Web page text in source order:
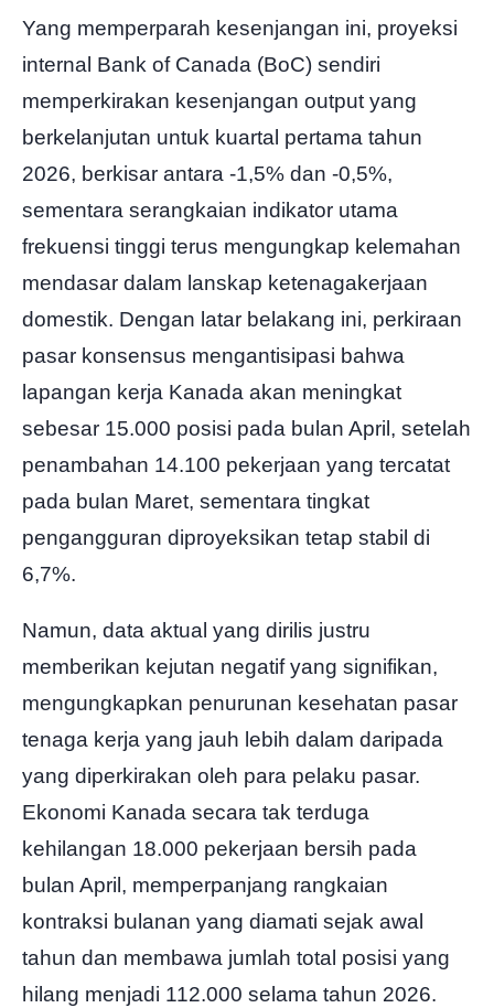
Yang memperparah kesenjangan ini, proyeksi
internal Bank of Canada (BoC) sendiri
memperkirakan kesenjangan output yang
berkelanjutan untuk kuartal pertama tahun
2026, berkisar antara -1,5% dan -0,5%,
sementara serangkaian indikator utama
frekuensi tinggi terus mengungkap kelemahan
mendasar dalam lanskap ketenagakerjaan
domestik. Dengan latar belakang ini, perkiraan
pasar konsensus mengantisipasi bahwa
lapangan kerja Kanada akan meningkat
sebesar 15.000 posisi pada bulan April, setelah
penambahan 14.100 pekerjaan yang tercatat
pada bulan Maret, sementara tingkat
pengangguran diproyeksikan tetap stabil di
6,7%.
Namun, data aktual yang dirilis justru
memberikan kejutan negatif yang signifikan,
mengungkapkan penurunan kesehatan pasar
tenaga kerja yang jauh lebih dalam daripada
yang diperkirakan oleh para pelaku pasar.
Ekonomi Kanada secara tak terduga
kehilangan 18.000 pekerjaan bersih pada
bulan April, memperpanjang rangkaian
kontraksi bulanan yang diamati sejak awal
tahun dan membawa jumlah total posisi yang
hilang menjadi 112.000 selama tahun 2026.